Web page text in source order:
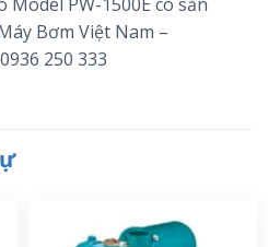
Bơm Việt Nam –
250 333